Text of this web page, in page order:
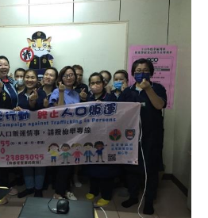
心。藍心行動的目標為喚起全球
，並動員國際組織、政府、民間
一起防制人口販運的發生！ 【人
保護24小時免費專線】 1. 勞動
多國語言諮詢保護專線(提供
語言) 2. 移民署：02-2388-
我，人口販運案件檢舉專線) 3.
苗栗縣政府外籍人士宣導團到廠
(一)勞青處：受理以外籍移工、
員為宣導對象之申請。聯絡電
察局：受理外籍學生及其所屬學